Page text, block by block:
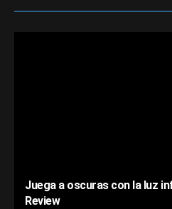
Juega a oscuras con la luz
Review